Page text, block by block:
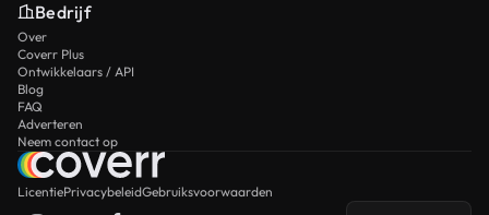
Bedrijf
Over
Coverr Plus
Ontwikkelaars / API
Blog
FAQ
Adverteren
Neem contact op
LicentiePrivacybeleidGebruiksvoorwaarden